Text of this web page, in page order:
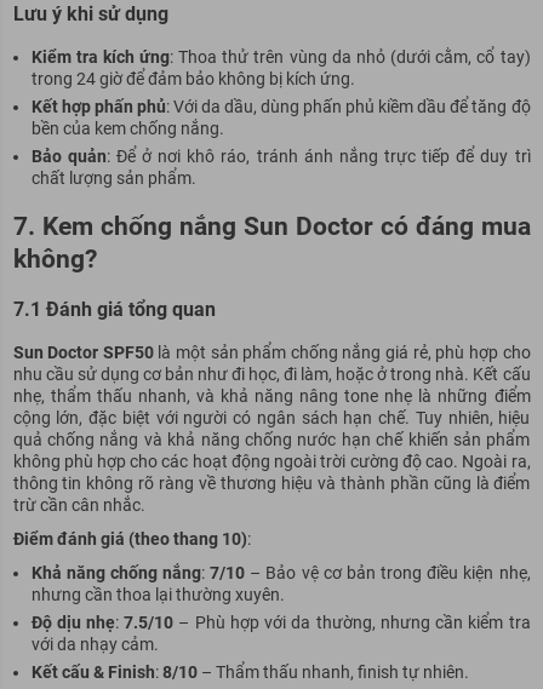
Lưu ý khi sử dụng
Kiểm tra kích ứng: Thoa thử trên vùng da nhỏ (dưới cằm, cổ tay)
trong 24 giờ để đảm bảo không bị kích ứng.
Kết hợp phấn phủ: Với da dầu, dùng phấn phủ kiềm dầu để tăng độ
bền của kem chống nắng.
Bảo quản: Để ở nơi khô ráo, tránh ánh nắng trực tiếp để duy trì
chất lượng sản phẩm.
7. Kem chống nắng Sun Doctor có đáng mua
không?
7.1 Đánh giá tổng quan
Sun Doctor SPF50là một sản phẩm chống nắng giá rẻ, phù hợp cho
nhu cầu sử dụng cơ bản như đi học, đi làm, hoặc ở trong nhà. Kết cấu
nhẹ, thẩm thấu nhanh, và khả năng nâng tone nhẹ là những điểm
cộng lớn, đặc biệt với người có ngân sách hạn chế. Tuy nhiên, hiệu
quả chống nắng và khả năng chống nước hạn chế khiến sản phẩm
không phù hợp cho các hoạt động ngoài trời cường độ cao. Ngoài ra,
thông tin không rõ ràng về thương hiệu và thành phần cũng là điểm
trừ cần cân nhắc.
Điểm đánh giá (theo thang 10):
Khả năng chống nắng:7/10 – Bảo vệ cơ bản trong điều kiện nhẹ,
nhưng cần thoa lại thường xuyên.
Độ dịu nhẹ:7.5/10 – Phù hợp với da thường, nhưng cần kiểm tra
với da nhạy cảm.
Kết cấu & Finish:8/10– Thẩm thấu nhanh, finish tự nhiên.